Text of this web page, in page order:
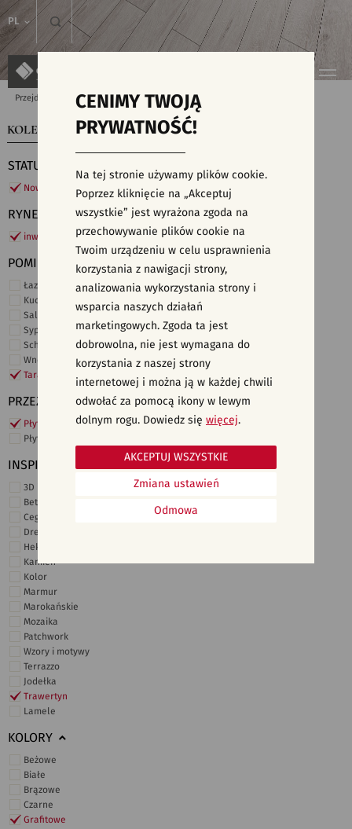
PL
Przejdź do strony głównej Kolekcje
KOLEKCJE WYSZUKIWARKA PŁYTEK
STATUS
Nowości
RYNEK
inwestycje
POMIESZCZENIE
Łazienka
Kuchnia
Salon i hol
Sypialnia
Schody
Wnętrza komercyjne
Taras i ogród
PRZEZNACZENIE
Płytki ścienne
Płytki podłogowe
INSPIRACJE
3D i struktury
Beton
Cegiełki
Drewno
Heksagonalne
Kamień
Kolor
Marmur
Marokańskie
Mozaika
Patchwork
Wzory i motywy
Terrazzo
Jodełka
Trawertyn
Lamele
KOLORY
Beżowe
Białe
Brązowe
Czarne
Grafitowe
CENIMY TWOJĄ
PRYWATNOŚĆ!
Na tej stronie używamy plików cookie.
Poprzez kliknięcie na „Akceptuj
wszystkie” jest wyrażona zgoda na
przechowywanie plików cookie na
Twoim urządzeniu w celu usprawnienia
korzystania z nawigacji strony,
analizowania wykorzystania strony i
wsparcia naszych działań
marketingowych. Zgoda ta jest
dobrowolna, nie jest wymagana do
korzystania z naszej strony
internetowej i można ją w każdej chwili
odwołać za pomocą ikony w lewym
dolnym rogu. Dowiedz się więcej.
Odmowa
Zmiana ustawień
AKCEPTUJ WSZYSTKIE